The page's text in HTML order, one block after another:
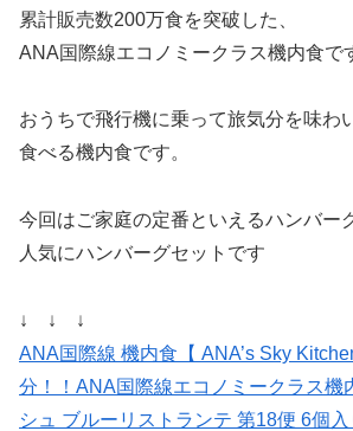
累計販売数200万食を突破した、
ANA国際線エコノミークラス機内食で
おうちで飛行機に乗って旅気分を味わ
食べる機内食です。
今回はご家庭の定番といえるハンバー
人気にハンバーグセットです
↓ ↓ ↓
ANA国際線 機内食【 ANA’s Sky
分！！ANA国際線エコノミークラス機
シュ ブルーリストランテ 第18便 6個